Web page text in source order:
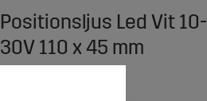
Positionsljus Led Vit 10-
30V 110 x 45 mm